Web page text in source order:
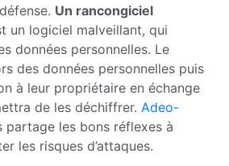
Un rancongiciel
un logiciel malveillant, qui
données personnelles. Le
des données personnelles puis
à leur propriétaire en échange
de les déchiffrer. Adeo-
partage les bons réflexes à
les risques d’attaques.